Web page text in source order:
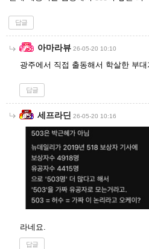
답글
아마라뷰 26-05-20 10:10
광주에서 직접 출동해서 학살한 부
답글
세프라딘 26-05-20 10:16
라네요.
답글